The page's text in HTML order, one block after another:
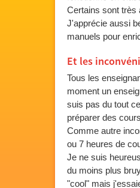
Certains sont très
J'apprécie aussi
manuels pour
Et les
Tous les
moment un
suis pas du tout
préparer des
Comme autre
ou 7 heures de
Je ne suis
du moins plus
"cool" mais